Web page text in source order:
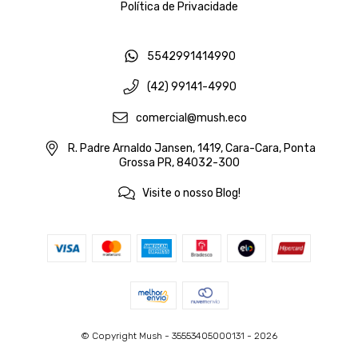
Política de Privacidade
5542991414990
(42) 99141-4990
comercial@mush.eco
R. Padre Arnaldo Jansen, 1419, Cara-Cara, Ponta
Grossa PR, 84032-300
Visite o nosso Blog!
© Copyright Mush - 35553405000131 - 2026